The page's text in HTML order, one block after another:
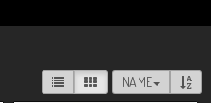
NAME